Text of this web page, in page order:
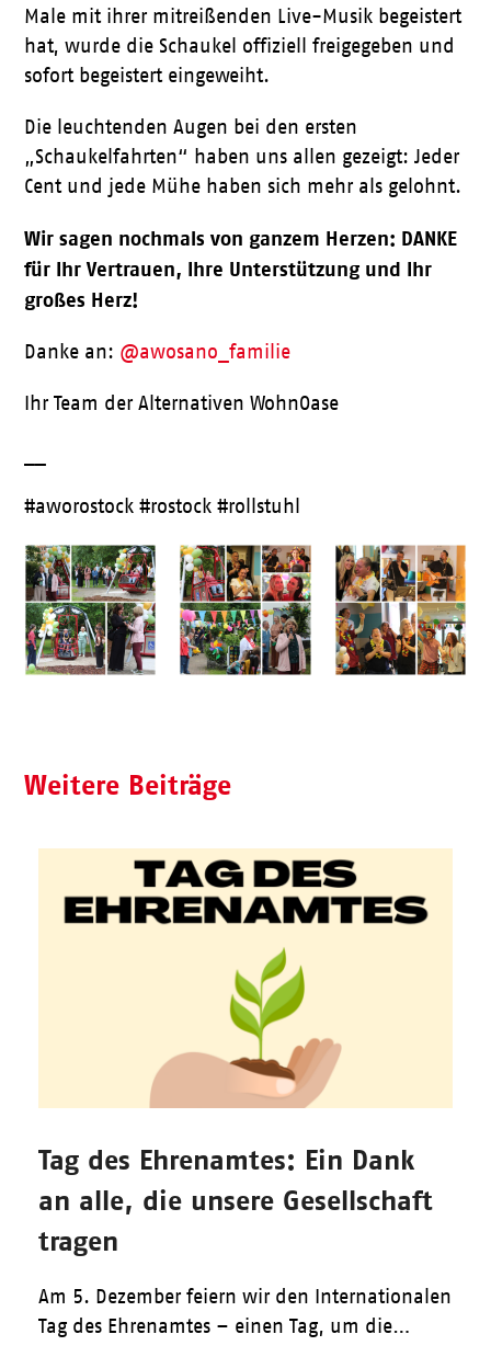
Male mit ihrer mitreißenden Live-Musik begeistert
hat, wurde die Schaukel offiziell freigegeben und
sofort begeistert eingeweiht.
Die leuchtenden Augen bei den ersten
„Schaukelfahrten“ haben uns allen gezeigt: Jeder
Cent und jede Mühe haben sich mehr als gelohnt.
Wir sagen nochmals von ganzem Herzen: DANKE
für Ihr Vertrauen, Ihre Unterstützung und Ihr
großes Herz!
Danke an: @awosano_familie
Ihr Team der Alternativen WohnOase
#aworostock #rostock #rollstuhl
Weitere Beiträge
Tag des Ehrenamtes: Ein Dank
an alle, die unsere Gesellschaft
tragen
Am 5. Dezember feiern wir den Internationalen
Tag des Ehrenamtes – einen Tag, um die…